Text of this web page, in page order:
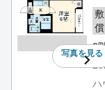
写真を見る
敷
償
2
ハ